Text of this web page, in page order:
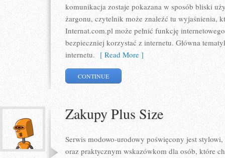
komunikacja zostaje pokazana w sposób bliski
żargonu, czytelnik może znaleźć tu wyjaśnienia,
Internat.com.pl może pełnić funkcję
bezpieczniej korzystać z internetu. Główna
internetu. [ Read More ]
CONTINUE
Zakupy Plus Size
Serwis modowo-urodowy poświęcony jest
oraz praktycznym wskazówkom dla osób, które